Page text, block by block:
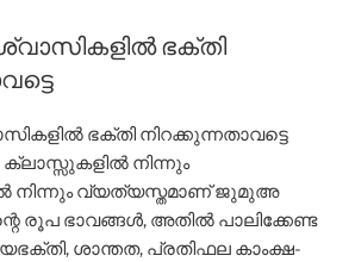
ഭക്തി
ഭക്തി നിറക്കുന്നതാവട്ടെ
നിന്നും
നിന്നും വ്യത്യസ്തമാണ് ജുമുഅ
രൂപ ഭാവങ്ങള്‍, അതില്‍ പാലിക്കേണ്ട
ശാന്തത, പ്രതിഫല കാംക്ഷ-